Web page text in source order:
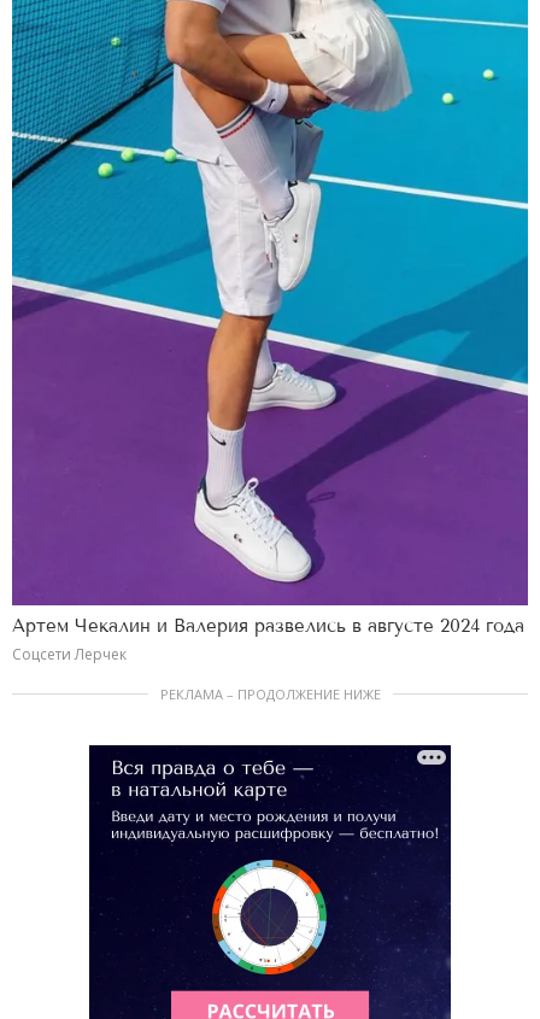
Артем Чекалин и Валерия развелись в августе 2024 года
Соцсети Лерчек
РЕКЛАМА – ПРОДОЛЖЕНИЕ НИЖЕ